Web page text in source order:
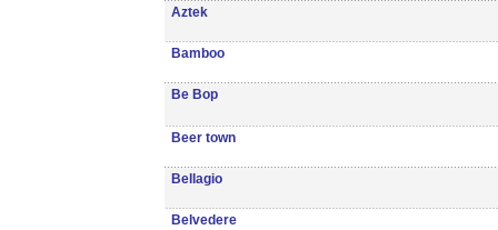
Aztek
Bamboo
Be Bop
Beer town
Bellagio
Belvedere